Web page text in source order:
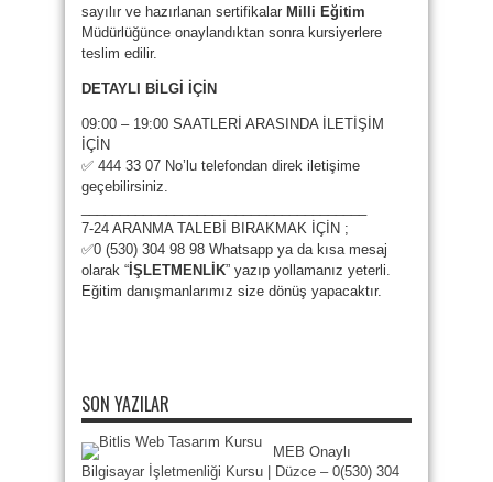
sayılır ve hazırlanan sertifikalar Milli Eğitim
Müdürlüğünce onaylandıktan sonra kursiyerlere
teslim edilir.
DETAYLI BİLGİ İÇİN
09:00 – 19:00 SAATLERİ ARASINDA İLETİŞİM
İÇİN
✅ 444 33 07 No’lu telefondan direk iletişime
geçebilirsiniz.
7-24 ARANMA TALEBİ BIRAKMAK İÇİN ;
✅0 (530) 304 98 98 Whatsapp ya da kısa mesaj
olarak “ İŞLETMENLİK” yazıp yollamanız yeterli.
Eğitim danışmanlarımız size dönüş yapacaktır.
SON YAZILAR
MEB Onaylı
Bilgisayar İşletmenliği Kursu | Düzce – 0(530) 304